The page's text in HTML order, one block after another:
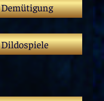
Demütigung
Dildospiele